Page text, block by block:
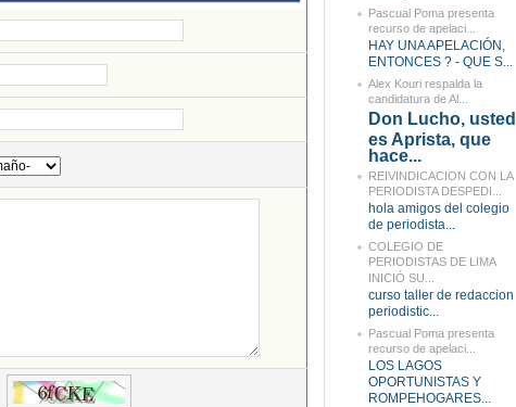
Pascual Poma presenta
recurso de apelaci...
HAY UNA APELACIÓN,
ENTONCES ? - QUE S...
Alex Kouri respalda la
candidatura de Al...
Don Lucho, usted
es Aprista, que
hace...
REIVINDICACION CON LA
PERIODISTA DESPEDI...
hola amigos del colegio
de periodista...
COLEGIO DE
PERIODISTAS DE LIMA
INICIÓ SU...
curso taller de redaccion
periodistic...
Pascual Poma presenta
recurso de apelaci...
LOS LAGOS
OPORTUNISTAS Y
ROMPEHOGARES...